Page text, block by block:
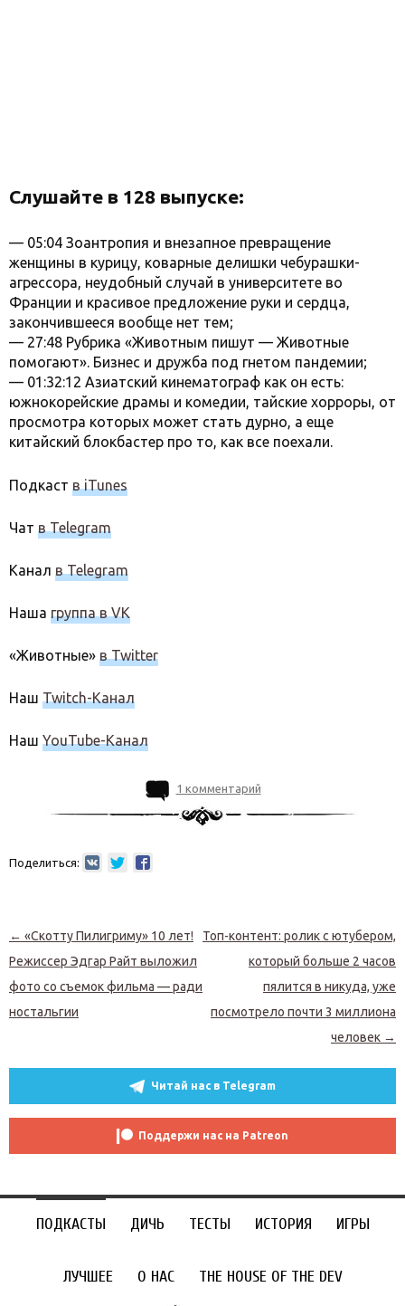
Слушайте в 128 выпуске:
— 05:04 Зоантропия и внезапное превращение
женщины в курицу, коварные делишки чебурашки-
агрессора, неудобный случай в университете во
Франции и красивое предложение руки и сердца,
закончившееся вообще нет тем;
— 27:48 Рубрика «Животным пишут — Животные
помогают». Бизнес и дружба под гнетом пандемии;
— 01:32:12 Азиатский кинематограф как он есть:
южнокорейские драмы и комедии, тайские хорроры, от
просмотра которых может стать дурно, а еще
китайский блокбастер про то, как все поехали.
Подкаст в iTunes
Чат в Telegram
Канал в Telegram
Наша группа в VK
«Животные» в Twitter
Наш Twitch-Канал
Наш YouTube-Канал
1 комментарий
Поделиться:
Навигация по записям
← «Скотту Пилигриму» 10 лет!
Режиссер Эдгар Райт выложил
фото со съемок фильма — ради
ностальгии
Топ-контент: ролик с ютубером,
который больше 2 часов
пялится в никуда, уже
посмотрело почти 3 миллиона
человек →
Читай нас в Telegram
Поддержи нас на Patreon
ПОДКАСТЫ ДИЧЬ ТЕСТЫ ИСТОРИЯ ИГРЫ
ЛУЧШЕЕ О НАС THE HOUSE OF THE DEV